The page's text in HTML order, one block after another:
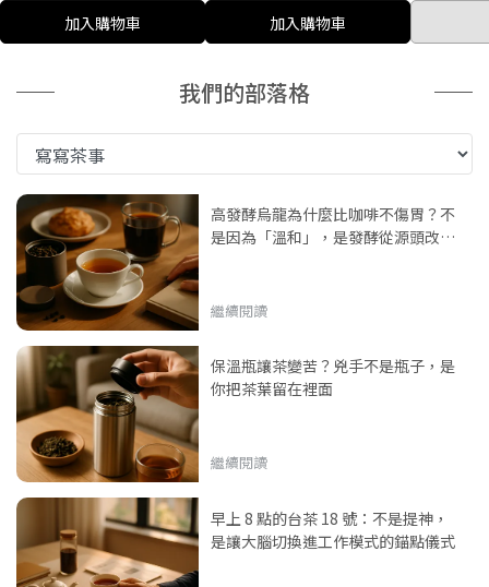
加入購物車 加入購物車
我們的部落格
高發酵烏龍為什麼比咖啡不傷胃？不
是因為「溫和」，是發酵從源頭改寫
繼續閱讀
保溫瓶讓茶變苦？兇手不是瓶子，是
你把茶葉留在裡面
繼續閱讀
早上 8 點的台茶 18 號：不是提神，
是讓大腦切換進工作模式的錨點儀式